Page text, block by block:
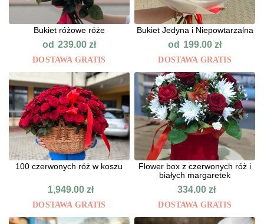
Bukiet różowe róże
od 239.00 zł
DOSTAWA GRATIS
Bukiet Jedyna i Niepowtarzalna
od 199.00zł
DOSTAWA GRATIS
100 czerwonych róż w koszu
1,949.00zł
DOSTAWA GRATIS
Flower box z czerwonych róż i
białych margaretek
334.00zł
DOSTAWA GRATIS